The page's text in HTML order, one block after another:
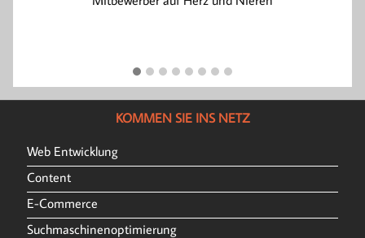
KOMMEN SIE INS NETZ
Web Entwicklung
Content
E-Commerce
Suchmaschinenoptimierung